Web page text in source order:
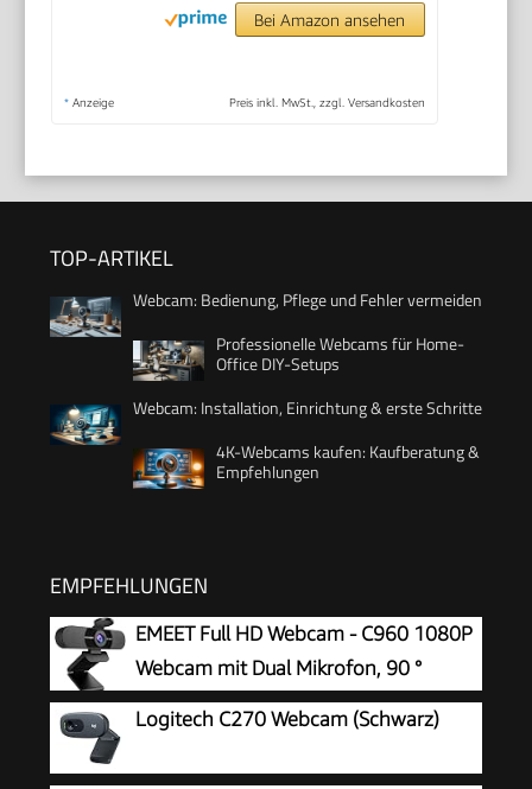
Bei Amazon ansehen
* Anzeige Preis inkl. MwSt., zzgl. Versandkosten
TOP-ARTIKEL
Webcam: Bedienung, Pflege und Fehler vermeiden
Professionelle Webcams für Home-
Office DIY-Setups
Webcam: Installation, Einrichtung & erste Schritte
4K-Webcams kaufen: Kaufberatung &
Empfehlungen
EMPFEHLUNGEN
EMEET Full HD Webcam - C960 1080P
Webcam mit Dual Mikrofon, 90 °
Streaming Kamera mit Automatische
Lichtkorrektur, Plug & Play, für Linux, Win10, Mac
OS X, YouTube, Skype, zum Konferenz
Logitech C270 Webcam (Schwarz)